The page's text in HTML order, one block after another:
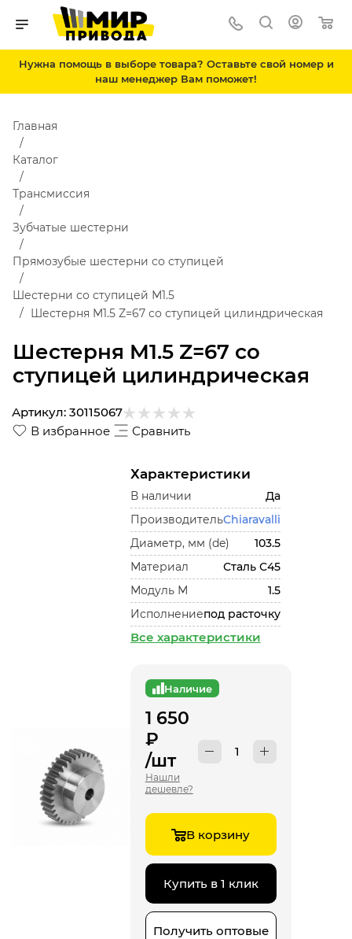
Нужна помощь в выборе товара? Оставьте свой номер и
наш менеджер Вам поможет!
Шестерня M1.5 Z=67 со
ступицей цилиндрическая
Главная
Каталог
Трансмиссия
Зубчатые шестерни
Прямозубые шестерни со ступицей
Шестерни со ступицей М1.5
Шестерня M1.5 Z=67 со ступицей цилиндрическая
В избранное Сравнить
Артикул: 30115067
Характеристики
В наличии
Да
ПроизводительChiaravalli
Диаметр, мм (de)
103.5
Материал
Сталь С45
Модуль М
1.5
Исполнениепод расточку
Все характеристики
Наличие
1 650
₽
/шт
Нашли
дешевле?
В корзину
Купить в 1 клик
Получить оптовые